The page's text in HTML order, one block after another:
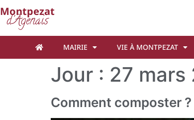
Montpezat
d'Agenais
MAIRIE VIE À MONTPEZAT
Jour : 27 mars
Comment composter ?
Cookies management panel